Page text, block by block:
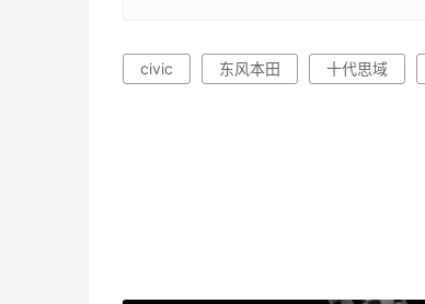
civic 东风本田 十代思域